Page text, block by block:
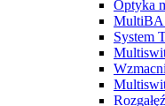
Optyka
System